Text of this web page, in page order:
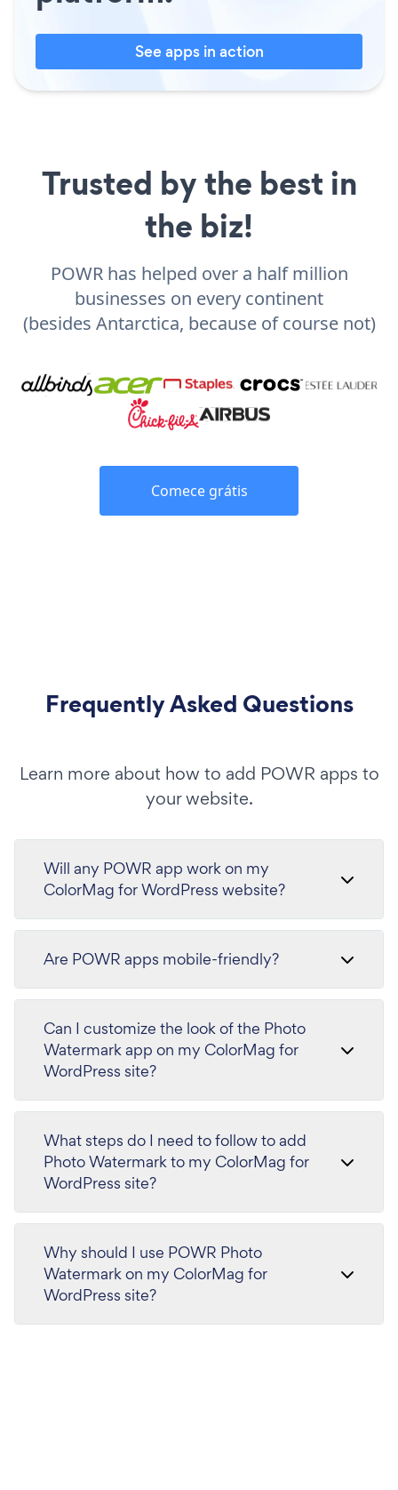
See apps in action
Trusted by the best in
the biz!
POWR has helped over a half million
businesses on every continent
(besides Antarctica, because of course not)
Comece grátis
Frequently Asked Questions
Learn more about how to add POWR apps to
your website.
Will any POWR app work on my
ColorMag for WordPress website?
Are POWR apps mobile-friendly?
Can I customize the look of the Photo
Watermark app on my ColorMag for
WordPress site?
What steps do I need to follow to add
Photo Watermark to my ColorMag for
WordPress site?
Why should I use POWR Photo
Watermark on my ColorMag for
WordPress site?